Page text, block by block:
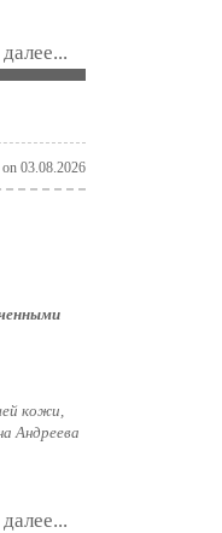
далее...
on 03.08.2026
кожи,
Андреева
далее...